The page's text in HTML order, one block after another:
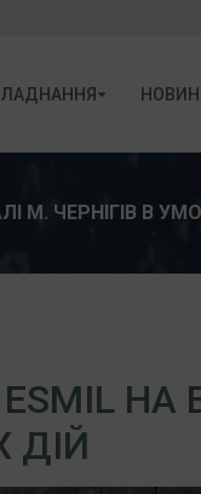
М. ЧЕРНІГІВ В
ДІЙ